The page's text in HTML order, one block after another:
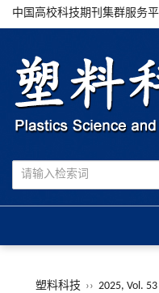
中国高校科技期刊集群服务
塑料科技 ›› 2025, Vol. 53